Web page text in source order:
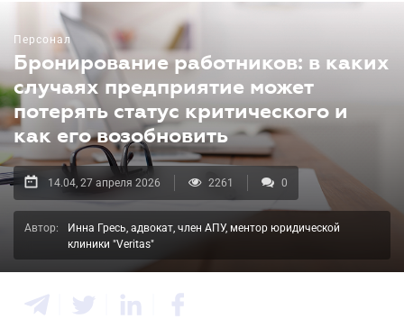
Персонал
Бронирование работников: в каких
случаях предприятие может
потерять статус критического и
как его возобновить
14.04, 27 апреля 2026 2261 0
Автор:
Инна Гресь, адвокат, член АПУ, ментор юридической
клиники "Veritas"